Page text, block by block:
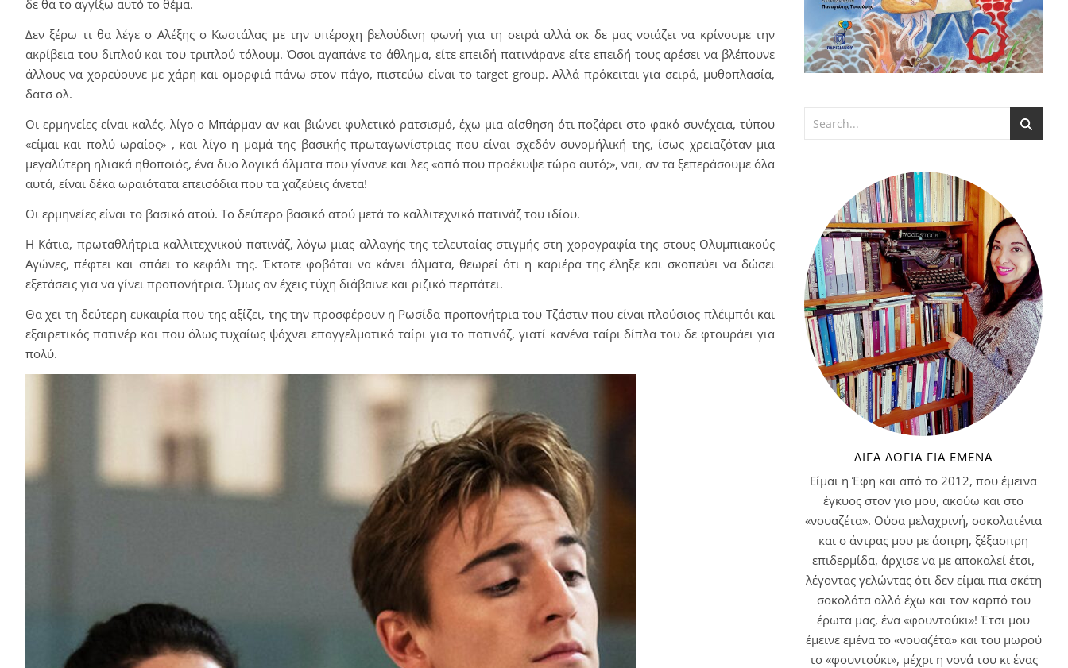
δε θα το αγγίξω αυτό το θέμα.
Δεν ξέρω τι θα λέγε ο Αλέξης ο Κωστάλας με την υπέροχη βελούδινη φωνή για τη σειρά αλλά οκ δε μας νοιάζει να κρίνουμε την
ακρίβεια του διπλού και του τριπλού τόλουμ. Όσοι αγαπάνε το άθλημα, είτε επειδή πατινάρανε είτε επειδή τους αρέσει να βλέπουνε
άλλους να χορεύουνε με χάρη και ομορφιά πάνω στον πάγο, πιστεύω είναι το target group. Αλλά πρόκειται για σειρά, μυθοπλασία,
δατσ ολ.
Οι ερμηνείες είναι καλές, λίγο ο Μπάρμαν αν και βιώνει φυλετικό ρατσισμό, έχω μια αίσθηση ότι ποζάρει στο φακό συνέχεια, τύπου
«είμαι και πολύ ωραίος» , και λίγο η μαμά της βασικής πρωταγωνίστριας που είναι σχεδόν συνομήλική της, ίσως χρειαζόταν μια
μεγαλύτερη ηλιακά ηθοποιός, ένα δυο λογικά άλματα που γίνανε και λες «από που προέκυψε τώρα αυτό;», ναι, αν τα ξεπεράσουμε όλα
αυτά, είναι δέκα ωραιότατα επεισόδια που τα χαζεύεις άνετα!
Οι ερμηνείες είναι το βασικό ατού. Το δεύτερο βασικό ατού μετά το καλλιτεχνικό πατινάζ του ιδίου.
Η Κάτια, πρωταθλήτρια καλλιτεχνικού πατινάζ, λόγω μιας αλλαγής της τελευταίας στιγμής στη χορογραφία της στους Ολυμπιακούς
Αγώνες, πέφτει και σπάει το κεφάλι της. Έκτοτε φοβάται να κάνει άλματα, θεωρεί ότι η καριέρα της έληξε και σκοπεύει να δώσει
εξετάσεις για να γίνει προπονήτρια. Όμως αν έχεις τύχη διάβαινε και ριζικό περπάτει.
Θα χει τη δεύτερη ευκαιρία που της αξίζει, της την προσφέρουν η Ρωσίδα προπονήτρια του Τζάστιν που είναι πλούσιος πλέιμπόι και
εξαιρετικός πατινέρ και που όλως τυχαίως ψάχνει επαγγελματικό ταίρι για το πατινάζ, γιατί κανένα ταίρι δίπλα του δε φτουράει για
πολύ.
ΛΊΓΑ ΛΌΓΙΑ ΓΙΑ ΕΜΈΝΑ
Είμαι η Έφη και από το 2012, που έμεινα
έγκυος στον γιο μου, ακούω και στο
«νουαζέτα». Ούσα μελαχρινή, σοκολατένια
και ο άντρας μου με άσπρη, ξέξασπρη
επιδερμίδα, άρχισε να με αποκαλεί έτσι,
λέγοντας γελώντας ότι δεν είμαι πια σκέτη
σοκολάτα αλλά έχω και τον καρπό του
έρωτα μας, ένα «φουντούκι»! Έτσι μου
έμεινε εμένα το «νουαζέτα» και του μωρού
το «φουντούκι», μέχρι η νονά του κι ένας